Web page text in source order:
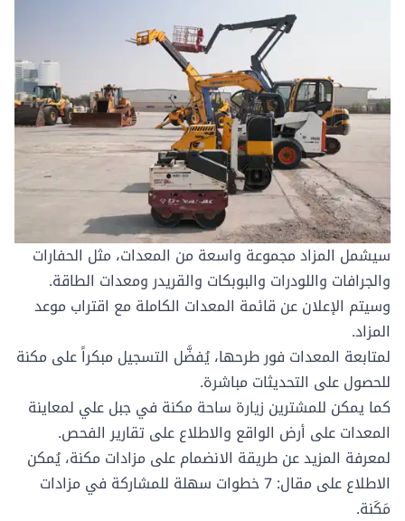
سيشمل المزاد مجموعة واسعة من المعدات، مثل الحفارات
والجرافات واللودرات والبوبكات والقريدر ومعدات الطاقة.
وسيتم الإعلان عن قائمة المعدات الكاملة مع اقتراب موعد
المزاد.
لمتابعة المعدات فور طرحها، يُفضَّل التسجيل مبكراًعلى مكنة
للحصول على التحديثات مباشرة.
كما يمكن للمشترين زيارة ساحة مكنة في جبل علي لمعاينة
المعدات على أرض الواقع والاطلاع على تقارير الفحص.
لمعرفة المزيد عن طريقة الانضمام على مزادات مكنة، يُمكن
الاطلاع على مقال:
7 خطوات سهلة للمشاركة في مزادات
مَكَنة.